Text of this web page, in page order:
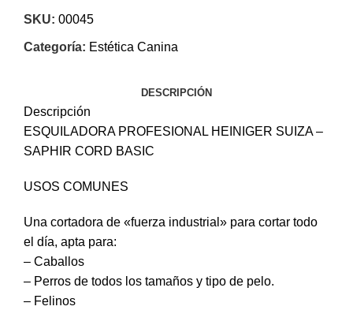
SKU: 00045
Categoría: Estética Canina
DESCRIPCIÓN
Descripción
ESQUILADORA PROFESIONAL HEINIGER SUIZA –
SAPHIR CORD BASIC
USOS COMUNES
Una cortadora de «fuerza industrial» para cortar todo
el día, apta para:
– Caballos
– Perros de todos los tamaños y tipo de pelo.
– Felinos